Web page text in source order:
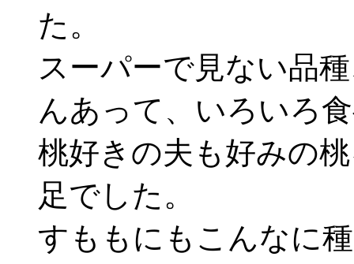
た。
スーパーで見ない品
んあって、いろいろ
桃好きの夫も好みの
足でした。
すももにもこんなに